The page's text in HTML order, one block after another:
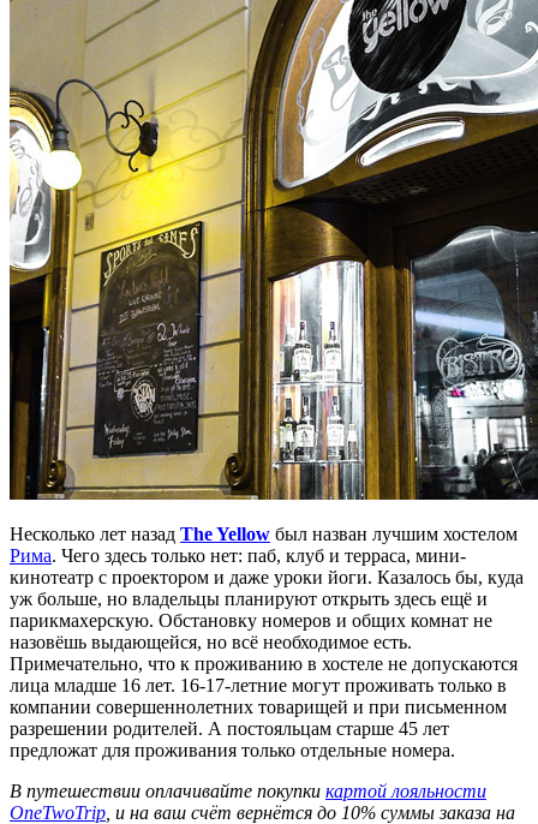
Несколько лет назад The Yellow был назван лучшим хостелом
Рима. Чего здесь только нет: паб, клуб и терраса, мини-
кинотеатр с проектором и даже уроки йоги. Казалось бы, куда
уж больше, но владельцы планируют открыть здесь ещё и
парикмахерскую. Обстановку номеров и общих комнат не
назовёшь выдающейся, но всё необходимое есть.
Примечательно, что к проживанию в хостеле не допускаются
лица младше 16 лет. 16-17-летние могут проживать только в
компании совершеннолетних товарищей и при письменном
разрешении родителей. А постояльцам старше 45 лет
предложат для проживания только отдельные номера.
В путешествии оплачивайте покупки картой лояльности
OneTwoTrip , и на ваш счёт вернётся до 10% суммы заказа на